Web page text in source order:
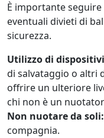
È importante
eventuali divieti di
sicurezza.
Utilizzo di
di salvataggio o altri
offrire un ulteriore
chi non è un
Non nuotare da soli:
compagnia.